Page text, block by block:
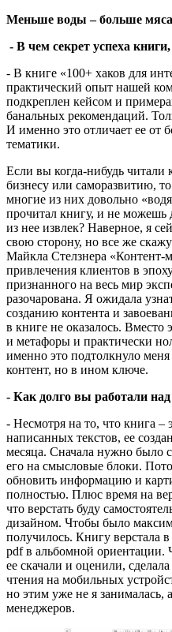
Меньше воды – больше
- В чем секрет успеха
- В книге «100+ хаков для
практический опыт нашей
подкреплен кейсом и
банальных рекомендаций.
И именно это отличает ее от
тематики.
Если вы когда-нибудь читали
бизнесу или саморазвитию,
многие из них довольно
прочитал книгу, и не можешь
из нее извлек? Наверное, я
свою сторону, но все же
Майкла Стелзнера «Контент-
привлечения клиентов в
признанного на весь мир
разочарована. Я ожидала
созданию контента и
в книге не оказалось.
и метафоры и практически
именно это подтолкнуло меня
контент, но в ином ключе.
- Как долго вы работали
- Несмотря на то, что книга –
написанных текстов, ее
месяца. Сначала нужно было
его на смысловые блоки.
обновить информацию и
полностью. Плюс время на
что верстать буду
дизайном. Чтобы было
получилось. Книгу верстала
pdf в альбомной ориентации.
ее скачали и оценили,
чтения на мобильных
но этим уже не я занималась,
менеджеров.